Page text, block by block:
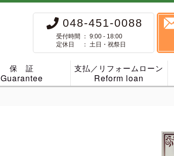
048-451-0088
受付時間 ： 9:00 - 18:00
定休日 ： 土日・祝祭日
保 証
Guarantee
支払／リフォームローン
Reform loan